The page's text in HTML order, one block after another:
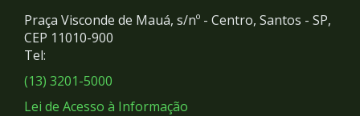
Redes
Sociais
Praça Visconde de Mauá, s/nº - Centro, Santos - SP,
CEP 11010-900
Tel:
(13) 3201-5000
Lei de Acesso à Informação